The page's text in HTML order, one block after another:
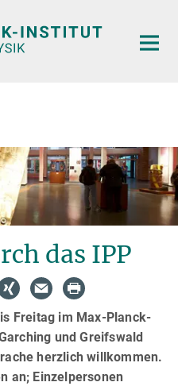
das IPP
Freitag im Max-Planck-
und Greifswald
herzlich willkommen.
an; Einzelpersonen